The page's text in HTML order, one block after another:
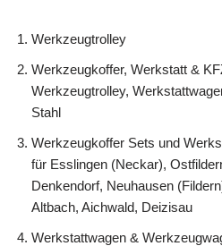
Werkzeugtrolley
Werkzeugkoffer, Werkstatt &
Werkzeugtrolley,
Stahl
Werkzeugkoffer Sets und
für Esslingen (Neckar),
Denkendorf, Neuhausen
Altbach, Aichwald, Deizisau
Werkstattwagen &